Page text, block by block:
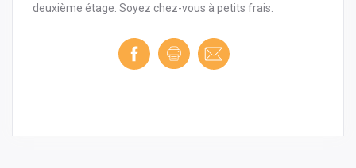
deuxième étage. Soyez chez-vous à petits frais.